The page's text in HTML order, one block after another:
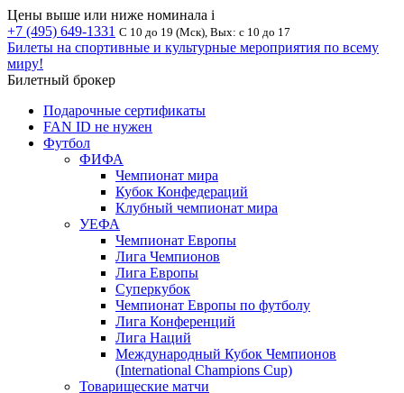
Цены выше или ниже номинала i
+7 (495) 649-1331 С 10 до 19 (Мск), Вых: с 10 до 17
Билеты на спортивные и культурные мероприятия по всему
миру!
Билетный брокер
Подарочные сертификаты
FAN ID не нужен
Футбол
ФИФА
Чемпионат мира
Кубок Конфедераций
Клубный чемпионат мира
УЕФА
Чемпионат Европы
Лига Чемпионов
Лига Европы
Суперкубок
Чемпионат Европы по футболу
Лига Конференций
Лига Наций
Международный Кубок Чемпионов
(International Champions Cup)
Товарищеские матчи